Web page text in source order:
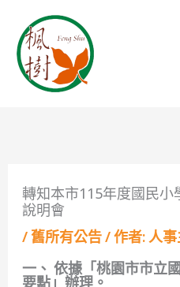
轉知本市115年度國民
說明會
/舊所有公告/ 作者:人
一、 依據「桃園市市立
要點」辦理。